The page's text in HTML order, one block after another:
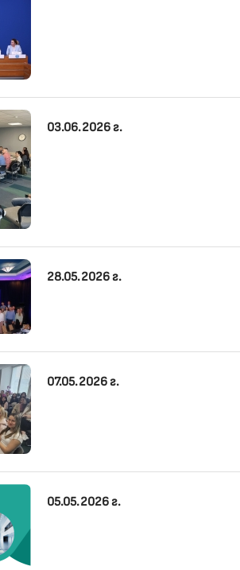
03.06.2026 г.
28.05.2026 г.
07.05.2026 г.
05.05.2026 г.